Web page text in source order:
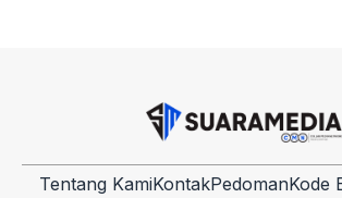
Tentang KamiKontakPedomanKode